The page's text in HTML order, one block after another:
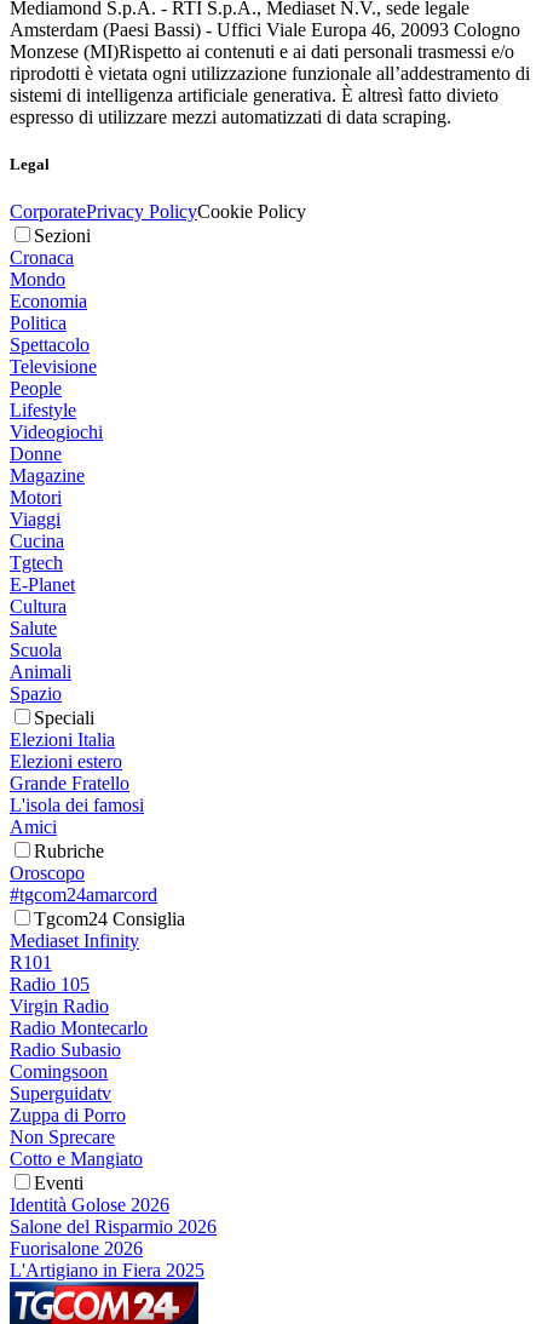
Mediamond S.p.A. - RTI S.p.A., Mediaset N.V., sede legale
Amsterdam (Paesi Bassi) - Uffici Viale Europa 46, 20093 Cologno
Monzese (MI)Rispetto ai contenuti e ai dati personali trasmessi e/o
riprodotti è vietata ogni utilizzazione funzionale all’addestramento di
sistemi di intelligenza artificiale generativa. È altresì fatto divieto
espresso di utilizzare mezzi automatizzati di data scraping.
Legal
CorporatePrivacy PolicyCookie Policy
Sezioni
Cronaca
Mondo
Economia
Politica
Spettacolo
Televisione
People
Lifestyle
Videogiochi
Donne
Magazine
Motori
Viaggi
Cucina
Tgtech
E-Planet
Cultura
Salute
Scuola
Animali
Spazio
Speciali
Elezioni Italia
Elezioni estero
Grande Fratello
L'isola dei famosi
Amici
Rubriche
Oroscopo
#tgcom24amarcord
Tgcom24 Consiglia
Mediaset Infinity
R101
Radio 105
Virgin Radio
Radio Montecarlo
Radio Subasio
Comingsoon
Superguidatv
Zuppa di Porro
Non Sprecare
Cotto e Mangiato
Eventi
Identità Golose 2026
Salone del Risparmio 2026
Fuorisalone 2026
L'Artigiano in Fiera 2025